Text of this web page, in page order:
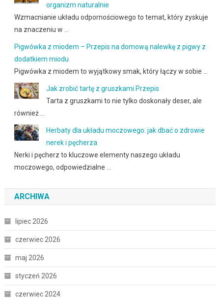
organizm naturalnie
Wzmacnianie układu odpornościowego to temat, który zyskuje
na znaczeniu w …
Pigwówka z miodem – Przepis na domową nalewkę z pigwy z
dodatkiem miodu
Pigwówka z miodem to wyjątkowy smak, który łączy w sobie …
Jak zrobić tartę z gruszkami Przepis
Tarta z gruszkami to nie tylko doskonały deser, ale
również …
Herbaty dla układu moczowego: jak dbać o zdrowie
nerek i pęcherza
Nerki i pęcherz to kluczowe elementy naszego układu
moczowego, odpowiedzialne …
ARCHIWA
lipiec 2026
czerwiec 2026
maj 2026
styczeń 2026
czerwiec 2024